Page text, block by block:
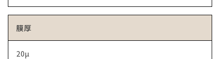
膜厚
20μ